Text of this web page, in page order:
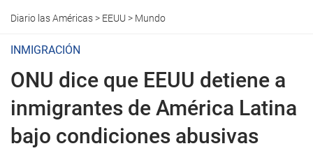
Diario las Américas> EEUU > Mundo
INMIGRACIÓN
ONU dice que EEUU detiene a
inmigrantes de América Latina
bajo condiciones abusivas